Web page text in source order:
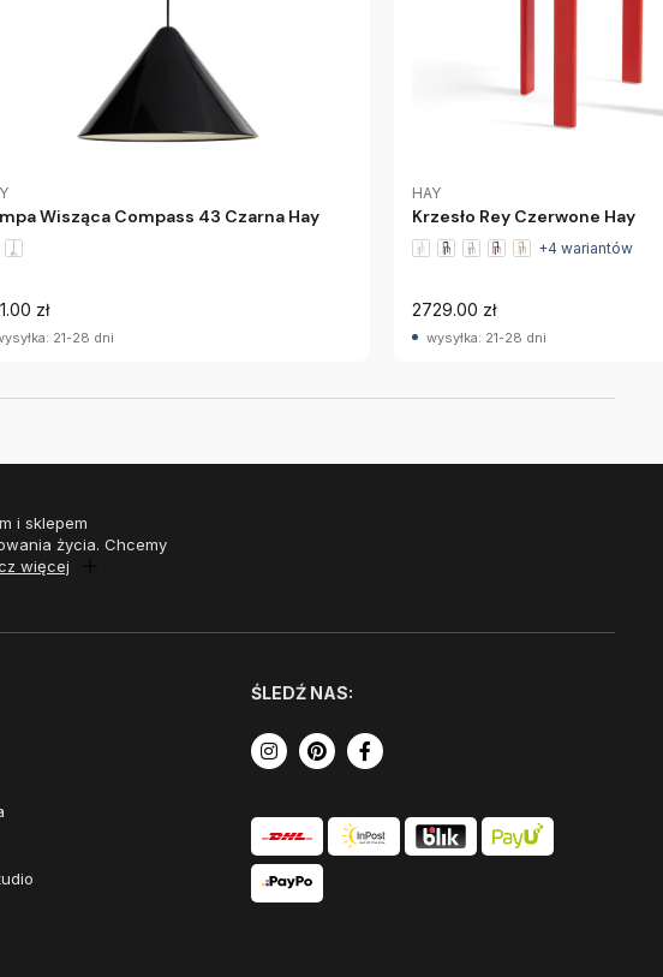
Wisząca Compass 43 Czarna Hay
zł
21-28 dni
HAY
Krzesło Rey Czerwone Hay
+4 wariantów
2729.00 zł
wysyłka: 21-28 dni
i sklepem
życia. Chcemy
więcej
ŚLEDŹ NAS: